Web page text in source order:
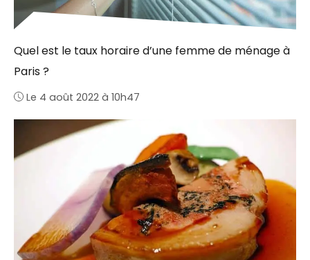
Quel est le taux horaire d’une femme de ménage à
Paris ?
Le 4 août 2022 à 10h47